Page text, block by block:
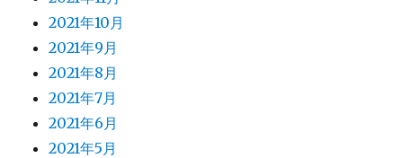
2021年10月
2021年9月
2021年8月
2021年7月
2021年6月
2021年5月